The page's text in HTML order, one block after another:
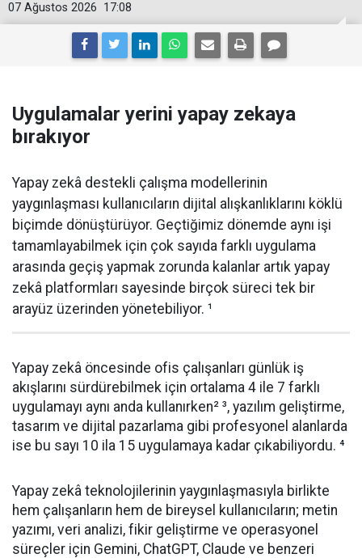
17:08
07 Ağustos 2026
Uygulamalar yerini yapay zekaya
bırakıyor
Yapay zekâ destekli çalışma modellerinin
yaygınlaşması kullanıcıların dijital alışkanlıklarını köklü
biçimde dönüştürüyor. Geçtiğimiz dönemde aynı işi
tamamlayabilmek için çok sayıda farklı uygulama
arasında geçiş yapmak zorunda kalanlar artık yapay
zekâ platformları sayesinde birçok süreci tek bir
arayüz üzerinden yönetebiliyor. ¹
Yapay zekâ öncesinde ofis çalışanları günlük iş
akışlarını sürdürebilmek için ortalama 4 ile 7 farklı
uygulamayı aynı anda kullanırken² ³, yazılım geliştirme,
tasarım ve dijital pazarlama gibi profesyonel alanlarda
ise bu sayı 10 ila 15 uygulamaya kadar çıkabiliyordu. ⁴
Yapay zekâ teknolojilerinin yaygınlaşmasıyla birlikte
hem çalışanların hem de bireysel kullanıcıların; metin
yazımı, veri analizi, fikir geliştirme ve operasyonel
süreçler için Gemini, ChatGPT, Claude ve benzeri